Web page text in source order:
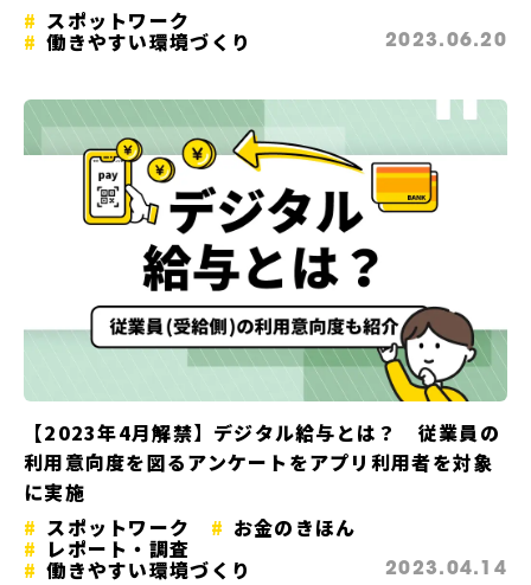
スポットワーク
働きやすい環境づくり 2023.06.20
【2023年4月解禁】デジタル給与とは？ 従業員の
利用意向度を図るアンケートをアプリ利用者を対象
に実施
スポットワーク
お金のきほん
レポート・調査
働きやすい環境づくり 2023.04.14